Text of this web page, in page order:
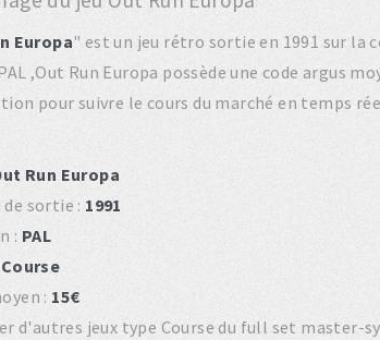
Europa" est un jeu rétro sortie en 1991 sur la
,Out Run Europa possède une code argus
pour suivre le cours du marché en temps
Run Europa
de sortie : 1991
: PAL
Course
: 15€
d'autres jeux type Course du full set master-